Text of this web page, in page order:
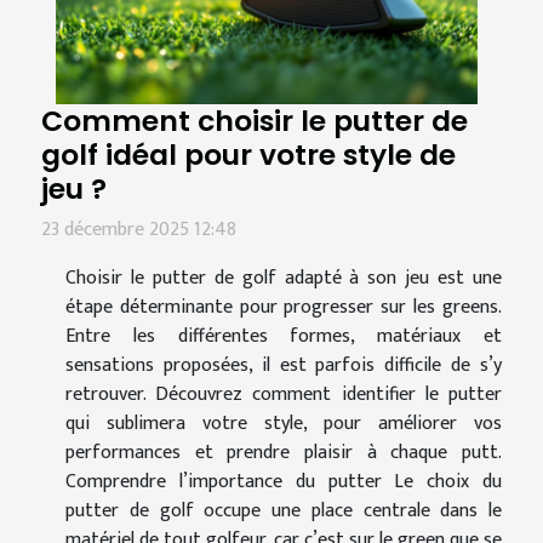
Comment choisir le putter de
golf idéal pour votre style de
jeu ?
23 décembre 2025 12:48
Choisir le putter de golf adapté à son jeu est une
étape déterminante pour progresser sur les greens.
Entre les différentes formes, matériaux et
sensations proposées, il est parfois difficile de s’y
retrouver. Découvrez comment identifier le putter
qui sublimera votre style, pour améliorer vos
performances et prendre plaisir à chaque putt.
Comprendre l’importance du putter Le choix du
putter de golf occupe une place centrale dans le